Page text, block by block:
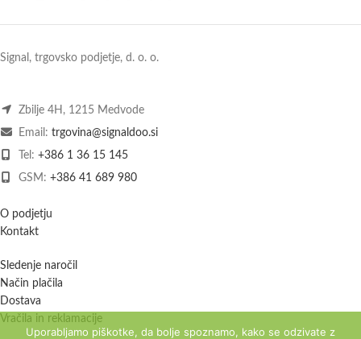
Signal, trgovsko podjetje, d. o. o.
Zbilje 4H, 1215 Medvode
Email: trgovina@signaldoo.si
Tel: +386 1 36 15 145
GSM: +386 41 689 980
O podjetju
Kontakt
Sledenje naročil
Način plačila
Dostava
Vračila in reklamacije
Uporabljamo piškotke, da bolje spoznamo, kako se odzivate z